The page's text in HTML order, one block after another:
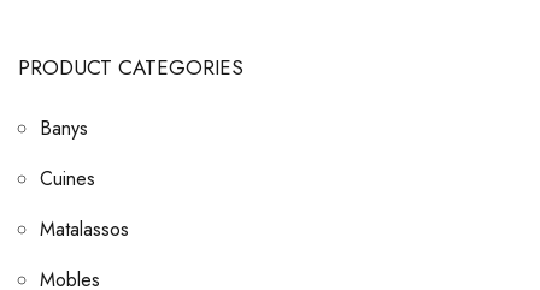
PRODUCT CATEGORIES
Banys
Cuines
Matalassos
Mobles